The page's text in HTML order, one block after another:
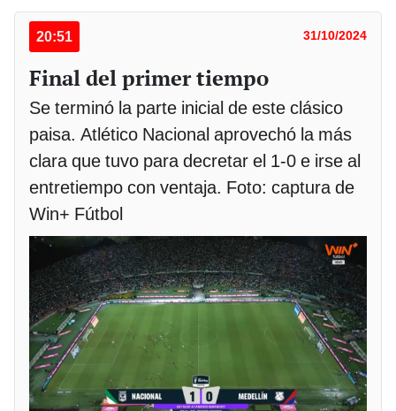
20:51 31/10/2024
Final del primer tiempo
Se terminó la parte inicial de este clásico
paisa. Atlético Nacional aprovechó la más
clara que tuvo para decretar el 1-0 e irse al
entretiempo con ventaja. Foto: captura de
Win+ Fútbol